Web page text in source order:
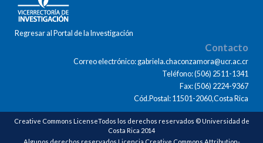
Regresar al Portal de la Investigación
Contacto
Correo electrónico: gabriela.chaconzamora@ucr.ac.cr
Teléfono: (506) 2511-1341
Fax: (506) 2224-9367
Cód.Postal: 11501-2060,Costa Rica
Creative Commons LicenseTodos los derechos reservados © Universidad de
Costa Rica 2014